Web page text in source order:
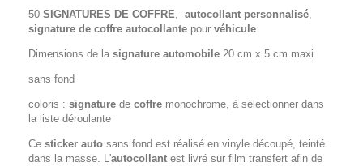
50 SIGNATURES DE COFFRE, autocollant personnalisé,
signature de coffre autocollante pour véhicule
Dimensions de la signature automobile 20 cm x 5 cm maxi
sans fond
coloris : signature de coffre monochrome, à sélectionner dans
la liste déroulante
Ce sticker auto sans fond est réalisé en vinyle découpé, teinté
dans la masse. L'autocollant est livré sur film transfert afin de